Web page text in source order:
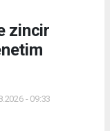
zincir
- 09:33